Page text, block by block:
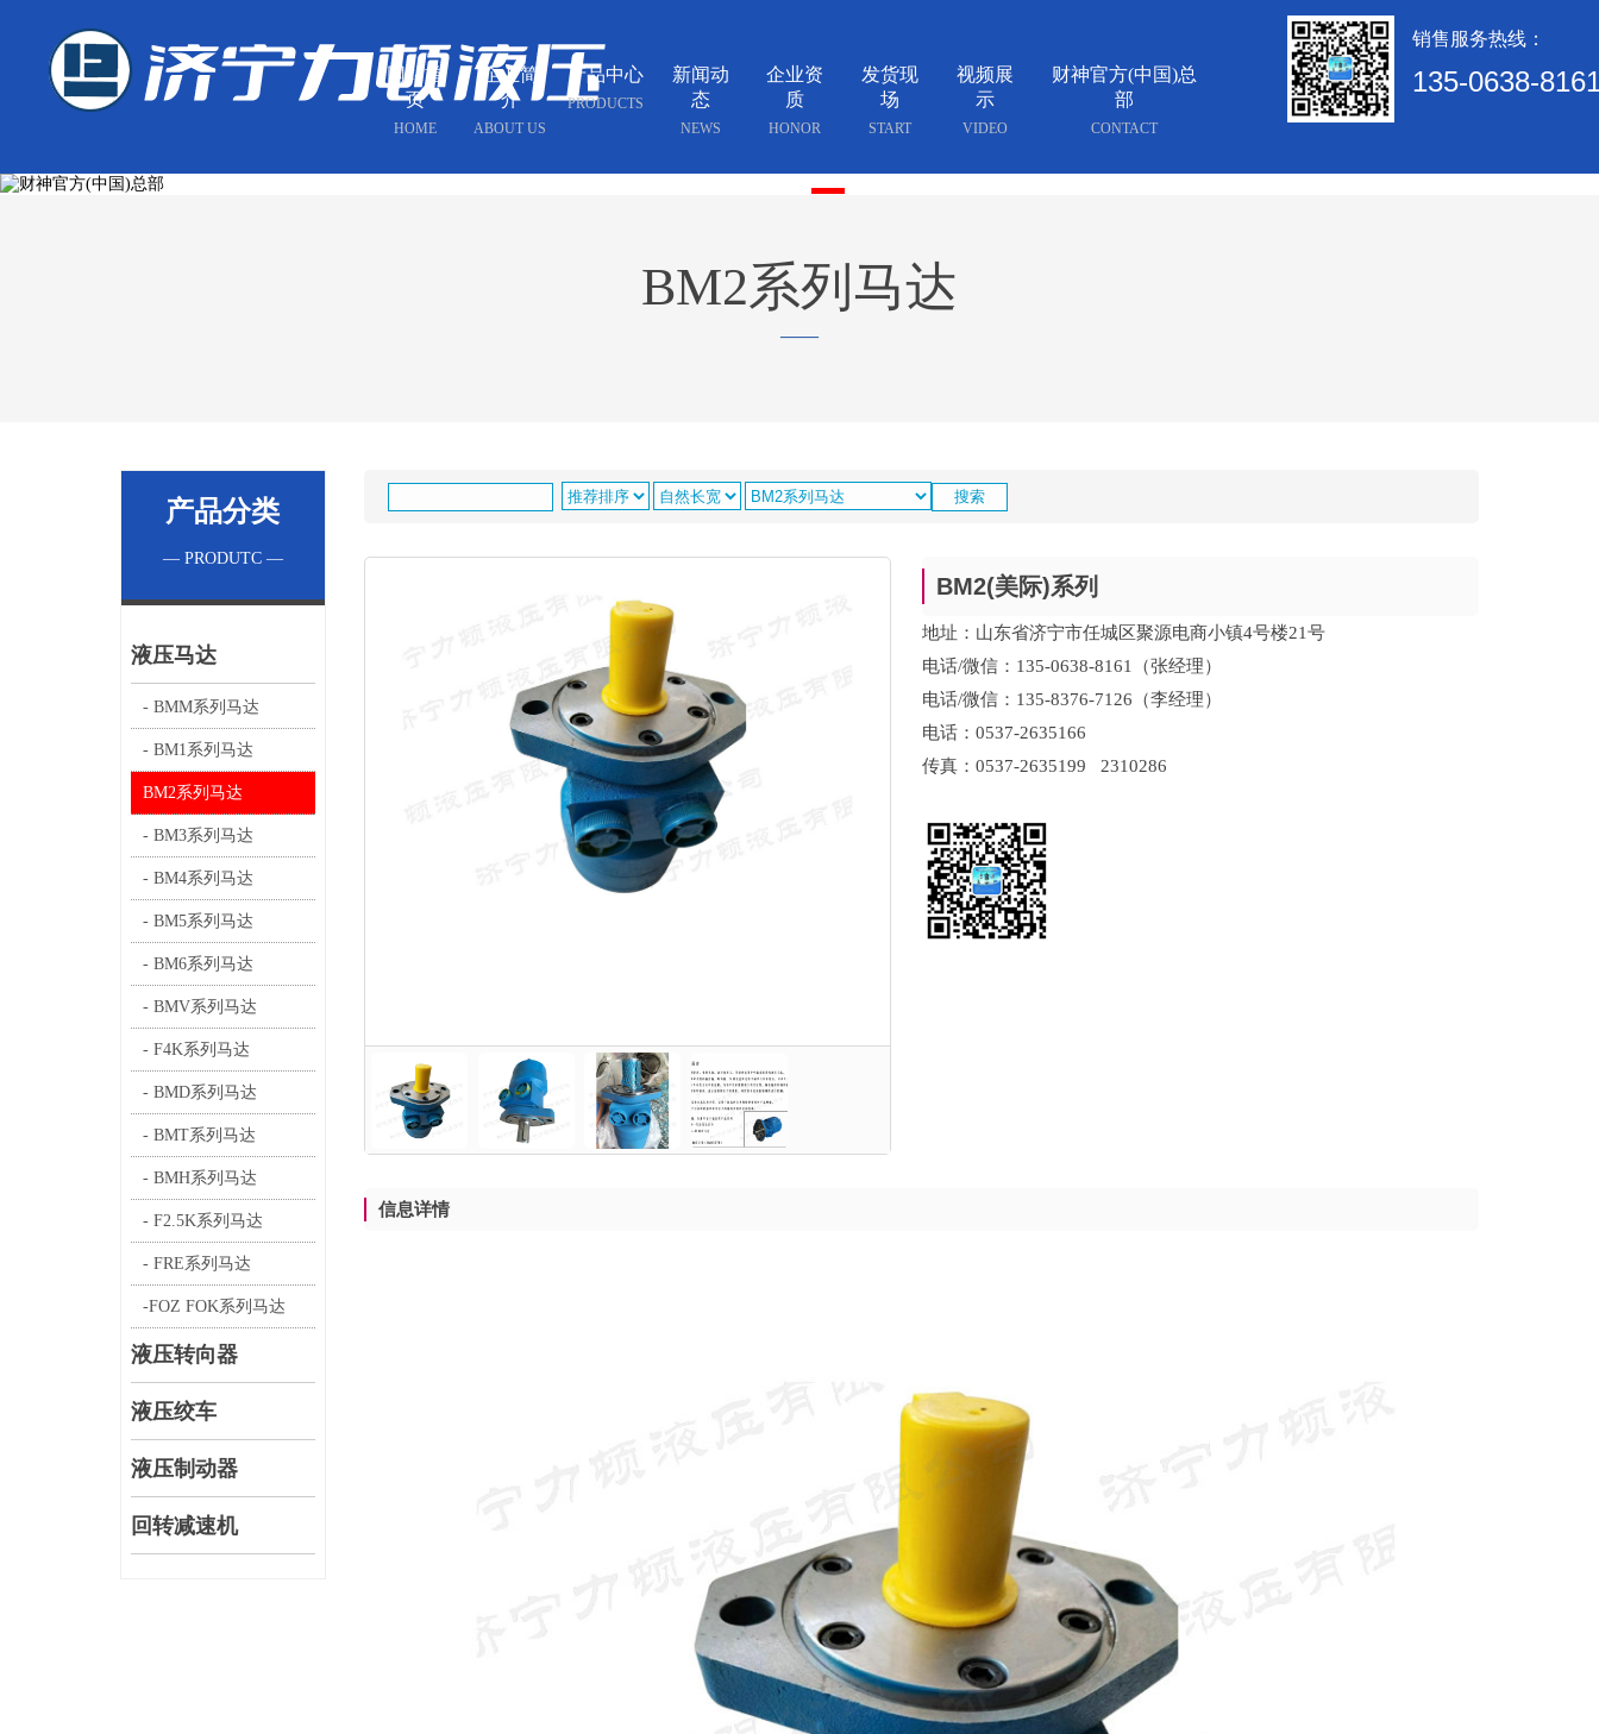
网站首
页
HOME
企业简
介
ABOUT US
产品中心
PRODUCTS
新闻动
态
NEWS
企业资
质
HONOR
发货现
场
START
视频展
示
VIDEO
财神官方(中国)总
部
CONTACT
销售服务热线：
135-0638-
BM2系列马达
——
产品分类
— PRODUTC —
液压马达
- BMM系列马达
- BM1系列马达
BM2系列马达
- BM3系列马达
- BM4系列马达
- BM5系列马达
- BM6系列马达
- BMV系列马达
- F4K系列马达
- BMD系列马达
- BMT系列马达
- BMH系列马达
- F2.5K系列马达
- FRE系列马达
-FOZ FOK系列马达
液压转向器
液压绞车
液压制动器
回转减速机
BM2(美际)系列
地址：山东省济宁市任城区聚源电商小镇4号楼21号
电话/微信：135-0638-8161（张经理）
电话/微信：135-8376-7126（李经理）
电话：0537-2635166
传真：0537-2635199 2310286
信息详情